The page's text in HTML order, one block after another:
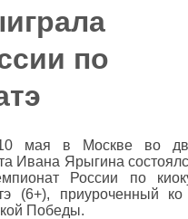
по
мая в Москве во
Ивана Ярыгина
России по
(6+), приуроченный
Победы.